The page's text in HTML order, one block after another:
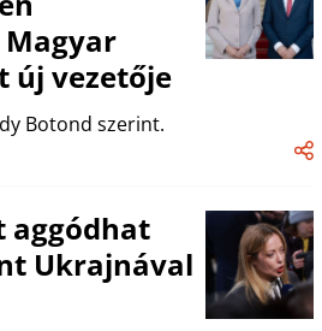
új vezetője
Botond szerint.
aggódhat
Ukrajnával